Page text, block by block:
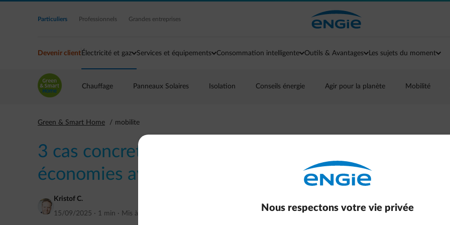
Accéder au contenu principal
Particuliers Professionnels Grandes entreprises
Devenir client Électricité et gaz Services et équipements Consommation intelligente Outils & Avantages Les sujets du moment
Chauffage Panneaux Solaires Isolation Conseils énergie Agir pour la planète Mobilité
Green & Smart Home mobilite
3 cas concrets pour maximiser vos
économies avec Empower Flextime
Kristof C.
15/09/2025 · 1 min · Mis à jour
Nous respectons votre vie privée